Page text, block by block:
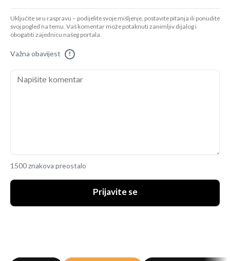
Uključite se u raspravu – podijelite svoje mišljenje, postavite pitanja ili ponudite
svoj pogled na temu. Vaš komentar može potaknuti zanimljiv dijalog i
obogatiti zajednicu našeg portala.
Važna obavijest !
1500 znakova preostalo
Prijavite se